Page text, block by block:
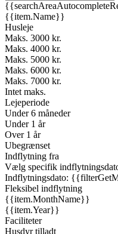
{{item.Name}}
Husleje
Maks. 3000 kr.
Maks. 4000 kr.
Maks. 5000 kr.
Maks. 6000 kr.
Maks. 7000 kr.
Intet maks.
Lejeperiode
Under 6 måneder
Under 1 år
Over 1 år
Ubegrænset
Indflytning fra
Vælg specifik
Indflytningsdato:
Fleksibel indflytning
{{item.MonthName}}
{{item.Year}}
Faciliteter
Husdyr tilladt